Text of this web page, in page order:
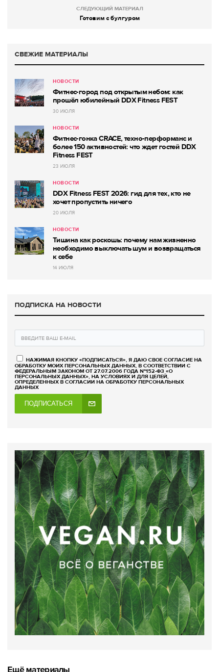
СЛЕДУЮЩИЙ МАТЕРИАЛ
Готовим с булгуром
СВЕЖИЕ МАТЕРИАЛЫ
НОВОСТИ
Фитнес-город под открытым небом: как
прошёл юбилейный DDX Fitness FEST
30 ИЮЛЯ
НОВОСТИ
Фитнес-гонка CRACE, техно-перформанс и
более 150 активностей: что ждет гостей DDX
Fitness FEST
23 ИЮЛЯ
НОВОСТИ
DDX Fitness FEST 2026: гид для тех, кто не
хочет пропустить ничего
20 ИЮЛЯ
НОВОСТИ
Тишина как роскошь: почему нам жизненно
необходимо выключать шум и возвращаться
к себе
14 ИЮЛЯ
ПОДПИСКА НА НОВОСТИ
НАЖИМАЯ КНОПКУ «ПОДПИСАТЬСЯ», Я ДАЮ СВОЕ СОГЛАСИЕ НА
ОБРАБОТКУ МОИХ ПЕРСОНАЛЬНЫХ ДАННЫХ, В СООТВЕТСТВИИ С
ФЕДЕРАЛЬНЫМ ЗАКОНОМ ОТ 27.07.2006 ГОДА №152-ФЗ «О
ПЕРСОНАЛЬНЫХ ДАННЫХ», НА УСЛОВИЯХ И ДЛЯ ЦЕЛЕЙ,
ОПРЕДЕЛЕННЫХ В СОГЛАСИИ НА ОБРАБОТКУ ПЕРСОНАЛЬНЫХ
ДАННЫХ
ПОДПИСАТЬСЯ
Ещё материалы